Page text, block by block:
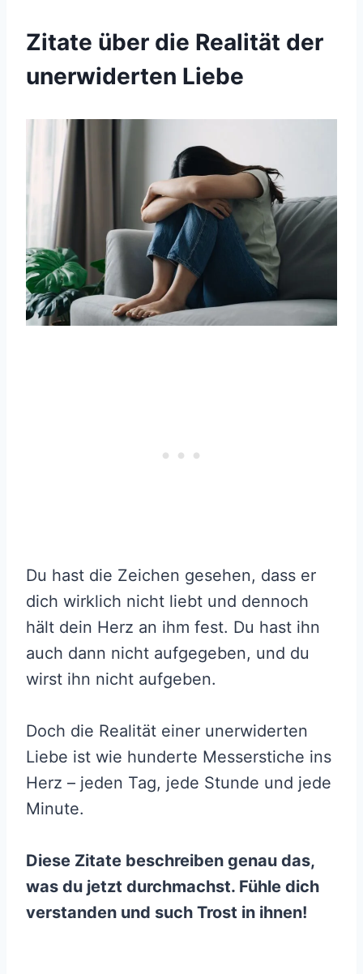
Zitate über die Realität der
unerwiderten Liebe
Du hast die Zeichen gesehen, dass er
dich wirklich nicht liebt und dennoch
hält dein Herz an ihm fest. Du hast ihn
auch dann nicht aufgegeben, und du
wirst ihn nicht aufgeben.
Doch die Realität einer unerwiderten
Liebe ist wie hunderte Messerstiche ins
Herz – jeden Tag, jede Stunde und jede
Minute.
Diese Zitate beschreiben genau das,
was du jetzt durchmachst. Fühle dich
verstanden und such Trost in ihnen!